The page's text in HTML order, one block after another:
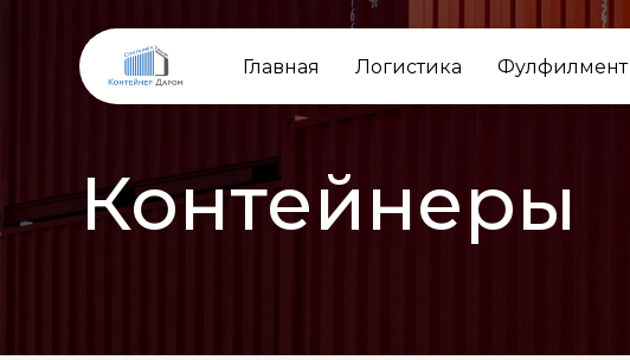
Главная Логистика Фулфилмент
Контейнеры